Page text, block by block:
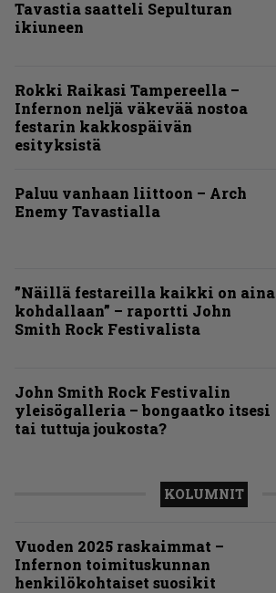
Tavastia saatteli Sepulturan
ikiuneen
Rokki Raikasi Tampereella –
Infernon neljä väkevää nostoa
festarin kakkospäivän
esityksistä
Paluu vanhaan liittoon – Arch
Enemy Tavastialla
”Näillä festareilla kaikki on aina
kohdallaan” – raportti John
Smith Rock Festivalista
John Smith Rock Festivalin
yleisögalleria – bongaatko itsesi
tai tuttuja joukosta?
KOLUMNIT
Vuoden 2025 raskaimmat –
Infernon toimituskunnan
henkilökohtaiset suosikit